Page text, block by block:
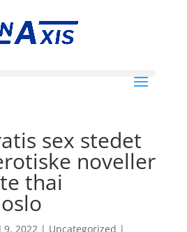
sex stedet
noveller
thai
9, 2022| Uncategorized |